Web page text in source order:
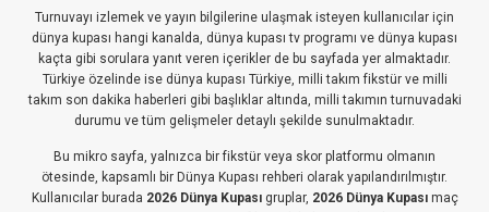
Turnuvayı izlemek ve yayın bilgilerine ulaşmak isteyen kullanıcılar için
dünya kupası hangi kanalda, dünya kupası tv programı ve dünya kupası
kaçta gibi sorulara yanıt veren içerikler de bu sayfada yer almaktadır.
Türkiye özelinde ise dünya kupası Türkiye, milli takım fikstür ve milli
takım son dakika haberleri gibi başlıklar altında, milli takımın turnuvadaki
durumu ve tüm gelişmeler detaylı şekilde sunulmaktadır.
Bu mikro sayfa, yalnızca bir fikstür veya skor platformu olmanın
ötesinde, kapsamlı bir Dünya Kupası rehberi olarak yapılandırılmıştır.
Kullanıcılar burada 2026 Dünya Kupasıgruplar, 2026 Dünya Kupasımaç